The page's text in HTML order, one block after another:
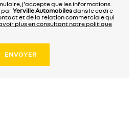
j'accepte que les informations
parYerville Automobilesdans le cadre
et de la relation commerciale qui
plus en consultant notre politique